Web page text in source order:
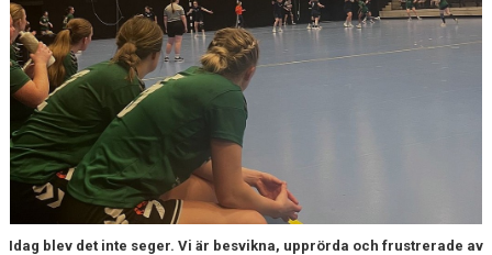
MATCHER
TABELL
Idag blev det inte seger. Vi är besvikna, upprörda och frustrerade av